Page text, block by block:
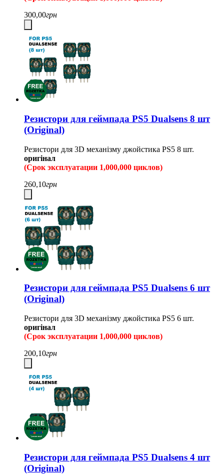
300,00грн
Резистори для геймпада PS5 Dualsens 8 шт
(Original)
Резистори для 3D механізму джойстика PS5 8 шт.
оригінал
(Срок эксплуатации 1,000,000 циклов)
260,10грн
Резистори для геймпада PS5 Dualsens 6 шт
(Original)
Резистори для 3D механізму джойстика PS5 6 шт.
оригінал
(Срок эксплуатации 1,000,000 циклов)
200,10грн
Резистори для геймпада PS5 Dualsens 4 шт
(Original)